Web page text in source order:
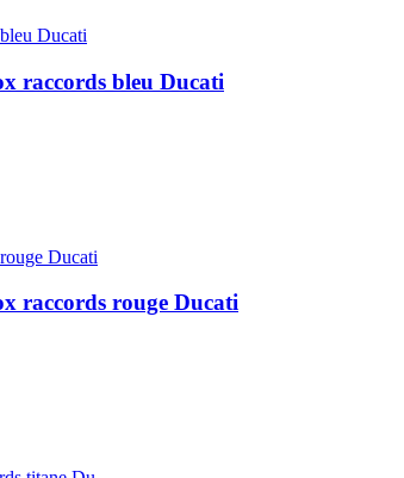
raccords bleu Ducati
raccords rouge Ducati